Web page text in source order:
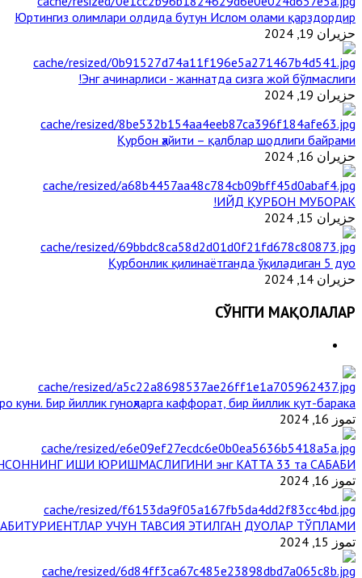
Юртингиз олимлари олдида бутун Ислом олами қарздордир
حزيران 19, 2024
Энг ачинарлиси - жаннатда сизга жой бўлмаслиги!
حزيران 19, 2024
Қурбон ҳайити – қалблар шодлиги байрами
حزيران 16, 2024
ИЙД ҚУРБОН МУБОРАК!
حزيران 15, 2024
Қурбонлик қилинаётганда ўқиладиган 5 дуо
حزيران 14, 2024
СЎНГГИ МАҚОЛАЛАР
куни. Бир йиллик гуноҳларга каффорат, бир йиллик қут-барака
تموز 16, 2024
ИШИ ЮРИШМАСЛИГИНИ энг КАТТА 33 та САБАБИ
تموز 16, 2024
АБИТУРИЕНТЛАР УЧУН ТАВСИЯ ЭТИЛГАН ДУОЛАР ТЎПЛАМИ
تموز 15, 2024